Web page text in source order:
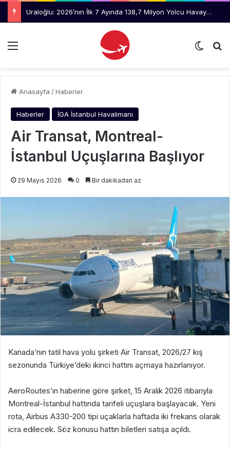
Uraloğlu: 2026’nın İlk 7 Ayında 138,7 Milyon Yolcu Havayolunu Kullandı
Menü Dış
Anasayfa /Haberler
Haberler İGA İstanbul Havalimanı
Air Transat, Montreal-
İstanbul Uçuşlarına Başlıyor
29 Mayıs 2026 0 Bir dakikadan az
Kanada’nın tatil hava yolu şirketi Air Transat, 2026/27 kış
sezonunda Türkiye’deki ikinci hattını açmaya hazırlanıyor.
AeroRoutes’ın haberine göre şirket, 15 Aralık 2026 itibarıyla
Montreal-İstanbul hattında tarifeli uçuşlara başlayacak. Yeni
rota, Airbus A330-200 tipi uçaklarla haftada iki frekans olarak
icra edilecek. Söz konusu hattın biletleri satışa açıldı.